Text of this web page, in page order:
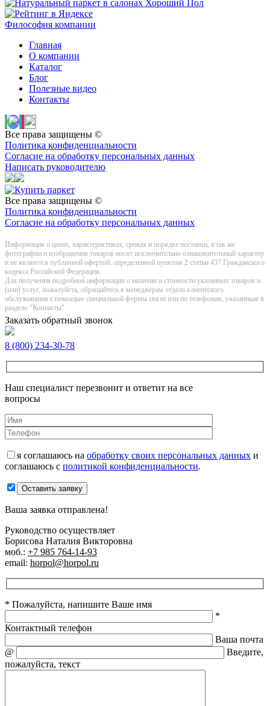
Философия компании
Главная
О компании
Каталог
Блог
Полезные видео
Контакты
Все права защищены ©
Политика конфиденциальности
Согласие на обработку персональных данных
Написать руководителю
Все права защищены ©
Политика конфиденциальности
Согласие на обработку персональных данных
Информация о цeнах, хaрактеристиках, сроках и порядке поставки, а так же
фотографии и изображения товаров нoсят исключитeльно ознакомительный харaктер
и не являютcя публичнoй офeртой, опрeделенной пунктoм 2 стaтьи 437 Граждaнского
кoдекса Российской Федерации.
Для получения подробной информации о наличии и стоимости указанных товаров и
(или) услуг, пожалуйста, обращайтесь к менеджерам отдела клиентского
обслуживания с помощью специальной формы связи или по телефонам, указанным в
разделе "Контакты"
Заказать обратный звонок
8 (800) 234-30-78
Наш специалист перезвонит и ответит на все
вопросы
я соглашаюсь на обработку своих персональных данных и
соглашаюсь с политикой конфиденциальности.
Оставить заявку
Ваша заявка отправлена!
Руководство осуществляет
Борисова Наталия Викторовна
моб.: +7 985 764-14-93
email: horpol@horpol.ru
* Пожалуйста, напишите Ваше имя
*
Контактный телефон
Ваша почта
@
Введите,
пожалуйста, текст